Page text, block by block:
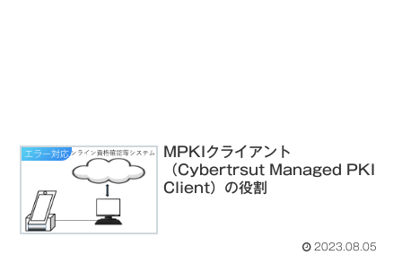
エラー対応
MPKIクライアント
（Cybertrsut Managed PKI
Client）の役割
2023.08.05